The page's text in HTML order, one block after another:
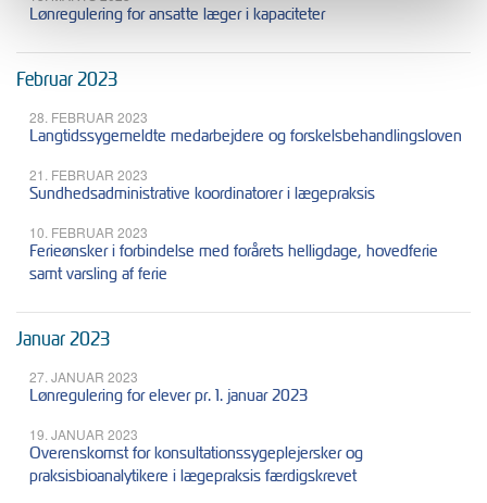
Lønregulering for ansatte læger i kapaciteter
Februar 2023
28. FEBRUAR 2023
Langtidssygemeldte medarbejdere og forskelsbehandlingsloven
21. FEBRUAR 2023
Sundhedsadministrative koordinatorer i lægepraksis
10. FEBRUAR 2023
Ferieønsker i forbindelse med forårets helligdage, hovedferie
samt varsling af ferie
Januar 2023
27. JANUAR 2023
Lønregulering for elever pr. 1. januar 2023
19. JANUAR 2023
Overenskomst for konsultationssygeplejersker og
praksisbioanalytikere i lægepraksis færdigskrevet